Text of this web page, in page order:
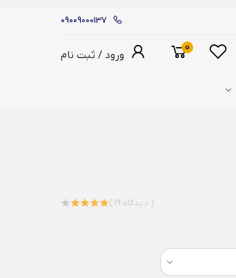
09009000137
ورود / ثبت نام
0
( 19 دیدگاه )